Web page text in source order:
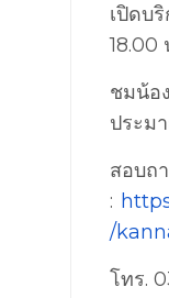
เปิดบ
18.00
ชมน้อ
ประม
สอบถ
:
/
โทร.